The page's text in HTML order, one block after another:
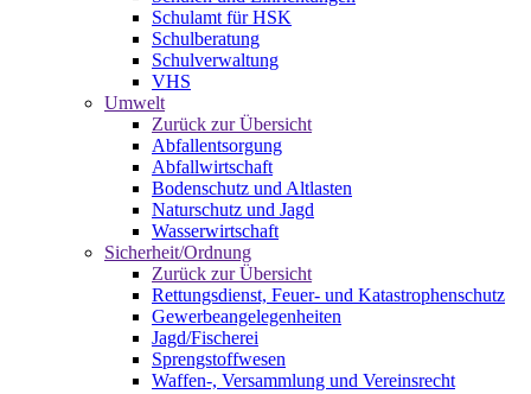
Schulamt für HSK
Schulberatung
Schulverwaltung
VHS
Umwelt
Zurück zur Übersicht
Abfallentsorgung
Abfallwirtschaft
Bodenschutz und Altlasten
Naturschutz und Jagd
Wasserwirtschaft
Sicherheit/Ordnung
Zurück zur Übersicht
Rettungsdienst, Feuer- und Katastrophenschutz
Gewerbeangelegenheiten
Jagd/Fischerei
Sprengstoffwesen
Waffen-, Versammlung und Vereinsrecht